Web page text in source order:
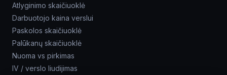
Atlyginimo skaičiuoklė
Darbuotojo kaina verslui
Paskolos skaičiuoklė
Palūkanų skaičiuoklė
Nuoma vs pirkimas
IV / verslo liudijimas